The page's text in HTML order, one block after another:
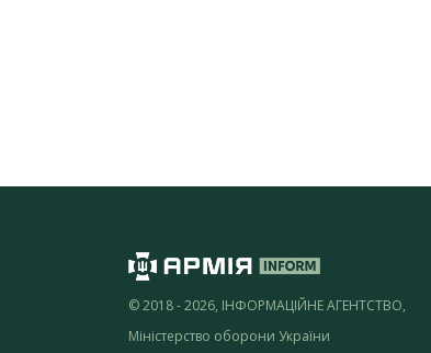
© 2018 - 2026, ІНФОРМАЦІЙНЕ АГЕНТСТВО,
Міністерство оборони України